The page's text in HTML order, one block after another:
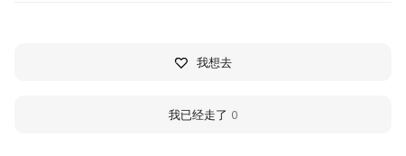
我想去
我已经走了 0